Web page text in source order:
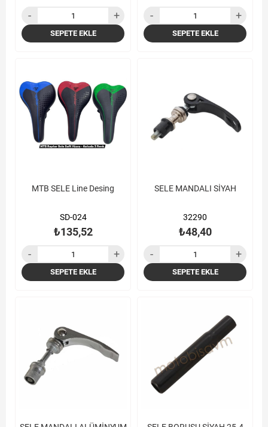
SEPETE EKLE SEPETE EKLE
MTB SELE Line Desing
SD-024
₺135,52
SEPETE EKLE
SELE MANDALI SİYAH
32290
₺48,40
SEPETE EKLE